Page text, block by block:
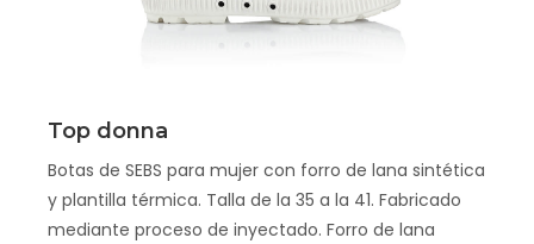
Scopri
Top donna
Botas de SEBS para mujer con forro de lana sintética
y plantilla térmica. Talla de la 35 a la 41. Fabricado
mediante proceso de inyectado. Forro de lana